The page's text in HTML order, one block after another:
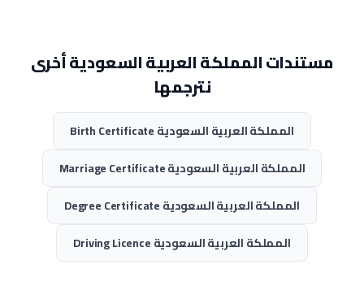
مستندات المملكة العربية السعودية أخرى
نترجمها
المملكة العربية السعودية Birth Certificate
المملكة العربية السعودية Marriage Certificate
المملكة العربية السعودية Degree Certificate
المملكة العربية السعودية Driving Licence